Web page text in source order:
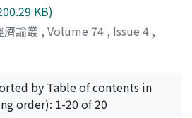
KB)
濟論叢 , Volume 74 , Issue 4 ,
by Table of contents in
order): 1-20 of 20